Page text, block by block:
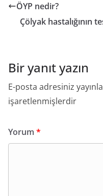
ÖYP nedir?
Çölyak hastalığının
Bir yanıt yazın
E-posta adresiniz
işaretlenmişlerdir
Yorum *